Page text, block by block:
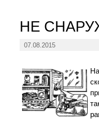
НЕ
07.08.2015